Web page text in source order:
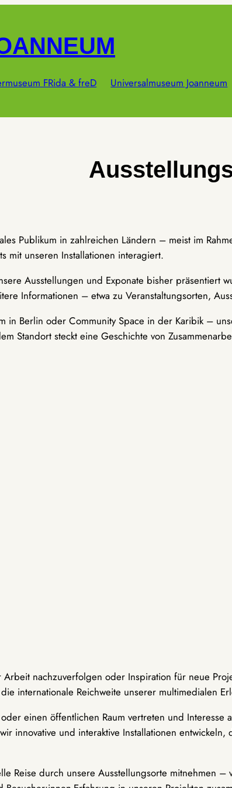
FRida & freD Universalmuseum Joanneum
Publikum in zahlreichen Ländern – meist im
mit unseren Installationen interagiert.
Ausstellungen und Exponate bisher präsentiert
Informationen – etwa zu Veranstaltungsorten,
in Berlin oder Community Space in der Karibik –
Standort steckt eine Geschichte von
nachzuverfolgen oder Inspiration für neue
internationale Reichweite unserer multimedialen
einen öffentlichen Raum vertreten und
innovative und interaktive Installationen
Reise durch unsere Ausstellungsorte mitnehmen